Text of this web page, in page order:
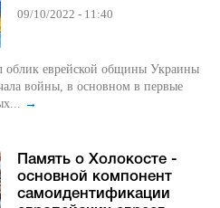
09/10/2022 - 11:40
облик еврейской общины Украины
войны, в основном в первые
→
Память о Холокосте -
основной компонент
самоидентификации